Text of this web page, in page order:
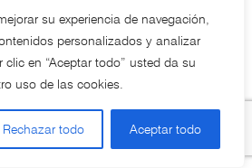
su experiencia de navegación,
personalizados y analizar
en “Aceptar todo” usted da su
uso de las cookies.
Rechazar todo Aceptar todo
que incluyan enlace a
Web no podrán:
ni afirmar que se ha
ni incluir marcas,
nombres comerciales,